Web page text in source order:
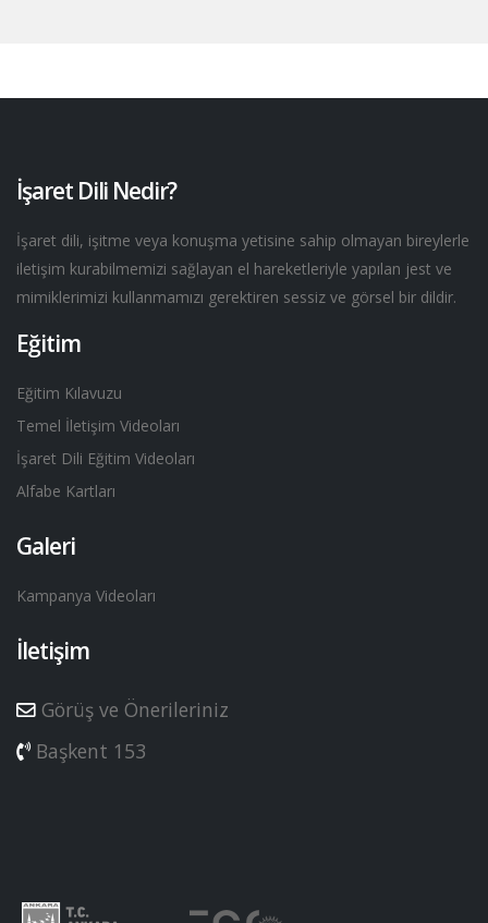
İşaret Dili Nedir?
İşaret dili, işitme veya konuşma yetisine sahip olmayan bireylerle
iletişim kurabilmemizi sağlayan el hareketleriyle yapılan jest ve
mimiklerimizi kullanmamızı gerektiren sessiz ve görsel bir dildir.
Eğitim
Eğitim Kılavuzu
Temel İletişim Videoları
İşaret Dili Eğitim Videoları
Alfabe Kartları
Galeri
Kampanya Videoları
İletişim
Görüş ve Önerileriniz
Başkent 153